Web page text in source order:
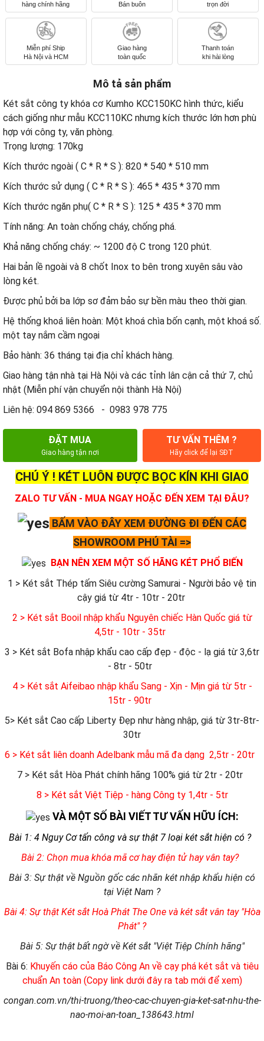
hàng chính hãng
Bán buôn
trọn đời
Miễn phí Ship
Hà Nội và HCM
Giao hàng
toàn quốc
Thanh toán
khi hài lòng
Mô tả sản phẩm
Két sắt công ty khóa cơ Kumho KCC150KC hình thức, kiểu
cách giống như mẫu KCC110KC nhưng kích thước lớn hơn phù
hợp với công ty, văn phòng.
Trọng lượng: 170kg
Kích thước ngoài ( C * R * S ): 820 * 540 * 510 mm
Kích thước sử dụng ( C * R * S ): 465 * 435 * 370 mm
Kích thước ngăn phụ( C * R * S ): 125 * 435 * 370 mm
Tính năng: An toàn chống cháy, chống phá.
Khả năng chống cháy: ~ 1200 độ C trong 120 phút.
Hai bản lề ngoài và 8 chốt Inox to bên trong xuyên sâu vào
lòng két.
Được phủ bởi ba lớp sơ đảm bảo sự bền màu theo thời gian.
Hệ thống khoá liên hoàn: Một khoá chìa bốn cạnh, một khoá số.
một tay nắm cầm ngoại
Bảo hành: 36 tháng tại địa chỉ khách hàng.
Giao hàng tận nhà tại Hà Nội và các tỉnh lân cận cả thứ 7, chủ
nhật (Miễn phí vận chuyển nội thành Hà Nội)
Liên hệ: 094 869 5366 - 0983 978 775
ĐẶT MUA
Giao hàng tận nơi
TƯ VẤN THÊM ?
Hãy click để lại SĐT
CHÚ Ý ! KÉT LUÔN ĐƯỢC BỌC KÍN KHI GIAO
ZALO TƯ VẤN - MUA NGAY HOẶC ĐẾN XEM TẠI ĐÂU?
BẤM VÀO ĐÂY XEM ĐƯỜNG ĐI ĐẾN CÁC
SHOWROOM PHÚ TÀI =>
BẠN NÊN XEM MỘT SỐ HÃNG KÉT PHỔ BIẾN
1 > Két sắt Thép tấm Siêu cường Samurai - Người bảo vệ tin
cậy giá từ 4tr - 10tr - 20tr
2 > Két sắt Booil nhập khẩu Nguyên chiếc Hàn Quốc giá từ
4,5tr - 10tr - 35tr
3 > Két sắt Bofa nhập khẩu cao cấp đẹp - độc - lạ giá từ 3,6tr
- 8tr - 50tr
4 > Két sắt Aifeibao nhập khẩu Sang - Xịn - Mịn giá từ 5tr -
15tr - 90tr
5> Két sắt Cao cấp Liberty Đẹp như hàng nhập, giá từ 3tr-8tr-
30tr
6 > Két sắt liên doanh Adelbank mẫu mã đa dạng 2,5tr - 20tr
7 > Két sắt Hòa Phát chính hãng 100% giá từ 2tr - 20tr
8 > Két sắt Việt Tiệp - hàng Công ty 1,4tr - 5tr
VÀ MỘT SỐ BÀI VIẾT TƯ VẤN HỮU ÍCH:
Bài 1: 4 Nguy Cơ tấn công và sự thật 7 loại két sắt hiện có ?
Bài 2: Chọn mua khóa mã cơ hay điện tử hay vân tay?
Bài 3: Sự thật về Nguồn gốc các nhãn két nhập khẩu hiện có
tại Việt Nam ?
Bài 4: Sự thật Két sắt Hoà Phát The One và két sắt vân tay "Hòa
Phát" ?
Bài 5: Sự thật bất ngờ về Két sắt "Việt Tiệp Chính hãng"
Bài 6: Khuyến cáo của Báo Công An về cạy phá két sắt và tiêu
chuẩn An toàn (Copy link dưới đây ra tab mới để xem)
congan.com.vn/thi-truong/theo-cac-chuyen-gia-ket-sat-nhu-the-
nao-moi-an-toan_138643.html